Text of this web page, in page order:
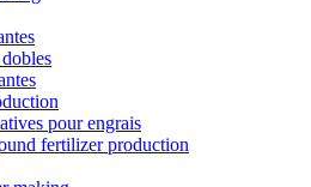
pour engrais
fertilizer production